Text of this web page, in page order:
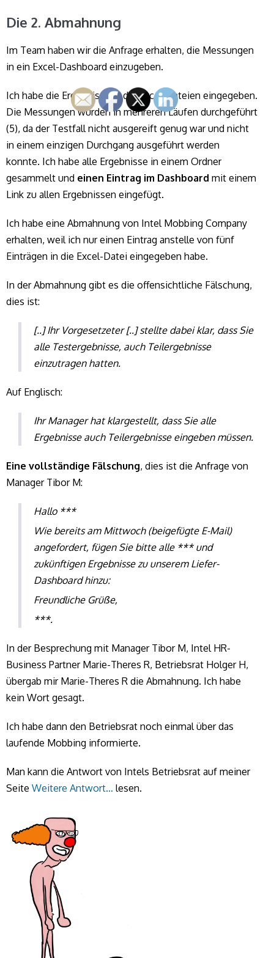
Die 2. Abmahnung
Im Team haben wir die Anfrage erhalten, die Messungen
in ein Excel-Dashboard einzugeben.
Ich habe die Ergebnisse in die Excel-Dateien eingegeben.
Die Messungen wurden in mehreren Läufen durchgeführt
(5), da der Testfall nicht ausgereift genug war und nicht
in einem einzigen Durchgang ausgeführt werden
konnte. Ich habe alle Ergebnisse in einem Ordner
gesammelt und einen Eintrag im Dashboard mit einem
Link zu allen Ergebnissen eingefügt.
Ich habe eine Abmahnung von Intel Mobbing Company
erhalten, weil ich nur einen Eintrag anstelle von fünf
Einträgen in die Excel-Datei eingegeben habe.
In der Abmahnung gibt es die offensichtliche Fälschung,
dies ist:
[..] Ihr Vorgesetzeter [..] stellte dabei klar, dass Sie
alle Testergebnisse, auch Teilergebnisse
einzutragen hatten.
Auf Englisch:
Ihr Manager hat klargestellt, dass Sie alle
Ergebnisse auch Teilergebnisse eingeben müssen.
Eine vollständige Fälschung, dies ist die Anfrage von
Manager Tibor M:
Hallo ***
Wie bereits am Mittwoch (beigefügte E-Mail)
angefordert, fügen Sie bitte alle *** und
zukünftigen Ergebnisse zu unserem Liefer-
Dashboard hinzu:
Freundliche Grüße,
***.
In der Besprechung mit Manager Tibor M, Intel HR-
Business Partner Marie-Theres R, Betriebsrat Holger H,
übergab mir Marie-Theres R die Abmahnung. Ich habe
kein Wort gesagt.
Ich habe dann den Betriebsrat noch einmal über das
laufende Mobbing informierte.
Man kann die Antwort von Intels Betriebsrat auf meiner
Seite Weitere Antwort… lesen.